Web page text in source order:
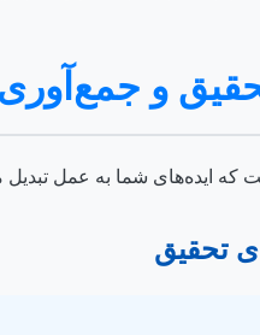
که ایده‌های شما به عمل تبدیل
تحقیق